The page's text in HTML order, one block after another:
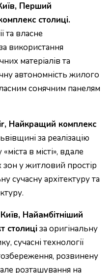
Перший
столиці.
та власне
використання
матеріалів та
автономність жилого
сонячним панелям
Найкращий комплекс
за реалізацію
в місті», вдале
зон у житловий простір
сучасну архітектуру та
Найамбітніший
столиціза оригінальну
сучасні технології
розвинену
розташування на